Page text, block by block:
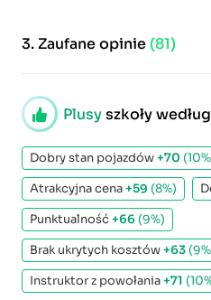
3.Zaufane opinie (81)
Plusyszkoły
Dobry stan pojazdów+70
Atrakcyjna cena+59 (8%)
Punktualność+66 (9%)
Brak ukrytych kosztów+63
Instruktor z powołania+71